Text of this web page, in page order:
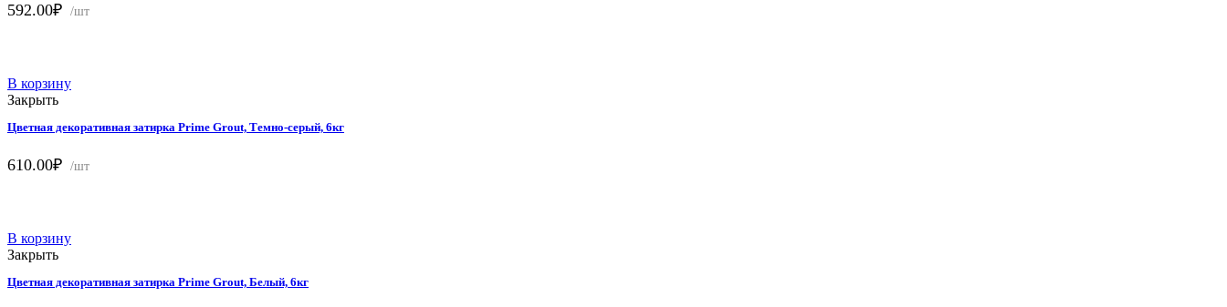
Оранжевый
Ореховый
Пепельный
Песочный
Светло-голубой
592.00₽ /шт
В корзину
Закрыть
Цветная декоративная затирка Prime Grout, Темно-серый, 6кг
610.00₽ /шт
В корзину
Закрыть
Цветная декоративная затирка Prime Grout, Белый, 6кг